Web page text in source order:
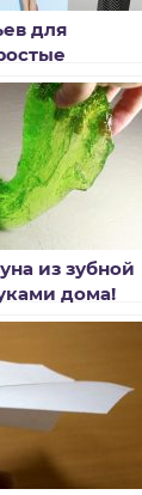
для
руками
из зубной
дома!